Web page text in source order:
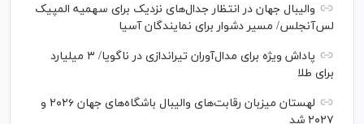
والیبال جهان در انتظار جدال‌های نزدیک برای سهمیه المپیک
لس‌آنجلس/ مسیر دشوار برای نمایندگان آسیا
پاداش ویژه برای مدال‌آوران تیراندازی در ناگویا/ ۳ میلیارد
برای طلا
لهستان میزبان رقابت‌های والیبال باشگاه‌های جهان ۲۰۲۶ و
۲۰۲۷ شد